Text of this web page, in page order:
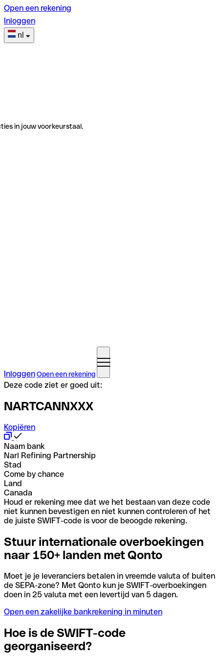
Open een rekening
Inloggen
nl
in jouw voorkeurstaal.
InloggenOpen een rekening
Deze code ziet er goed uit:
NARTCANNXXX
Kopiëren
Naam bank
Narl Refining Partnership
Stad
Come by chance
Land
Canada
Houd er rekening mee dat we het bestaan van deze code
niet kunnen bevestigen en niet kunnen controleren of het
de juiste SWIFT-code is voor de beoogde rekening.
Stuur internationale overboekingen
naar 150+ landen met Qonto
Moet je je leveranciers betalen in vreemde valuta of buiten
de SEPA-zone? Met Qonto kun je SWIFT-overboekingen
doen in 25 valuta met een levertijd van 5 dagen.
Open een zakelijke bankrekening in minuten
Hoe is de SWIFT-code
georganiseerd?